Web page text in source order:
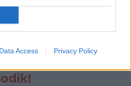
Data Access Privacy Policy
paprika másképp (Kép
Puzzlepix)